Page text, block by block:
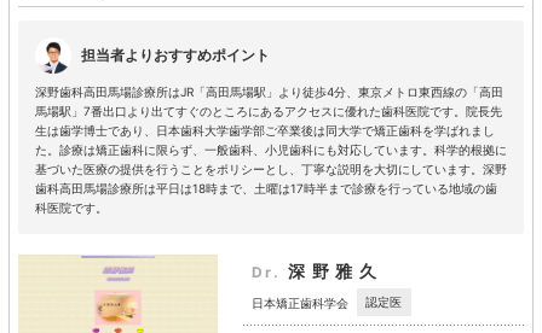
担当者よりおすすめポイント
深野歯科高田馬場診療所はJR「高田馬場駅」より徒歩4分、東京メトロ東西線の「高田
馬場駅」7番出口より出てすぐのところにあるアクセスに優れた歯科医院です。院長先
生は歯学博士であり、日本歯科大学歯学部ご卒業後は同大学で矯正歯科を学ばれまし
た。診療は矯正歯科に限らず、一般歯科、小児歯科にも対応しています。科学的根拠に
基づいた医療の提供を行うことをポリシーとし、丁寧な説明を大切にしています。深野
歯科高田馬場診療所は平日は18時まで、土曜は17時半まで診療を行っている地域の歯
科医院です。
Dr. 深野雅久
日本矯正歯科学会 認定医